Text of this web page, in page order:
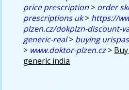
price prescription > order
prescriptions uk> https://
plzen.cz/dokplzn-discount-
generic-real> buying
> www.doktor-plzen.cz>
generic india